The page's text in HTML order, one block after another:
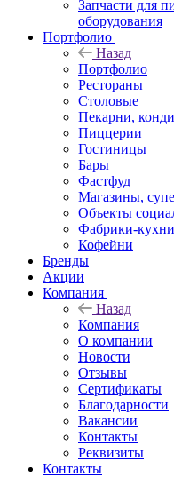
Запчасти для
оборудования
Портфолио
Назад
Портфолио
Рестораны
Столовые
Пекарни,
Пиццерии
Гостиницы
Бары
Фастфуд
Магазины,
Объекты
Фабрики-
Кофейни
Бренды
Акции
Компания
Назад
Компания
О компании
Новости
Отзывы
Сертификаты
Благодарности
Вакансии
Контакты
Реквизиты
Контакты